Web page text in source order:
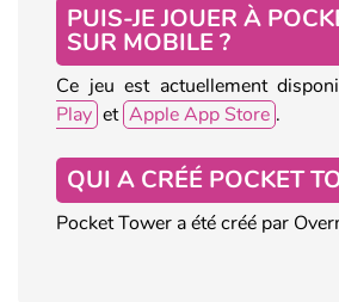
PUIS-JE JOUER À
SUR MOBILE ?
Ce jeu est actuellement
Play et Apple App Store .
QUI A CRÉÉ POCKET
Pocket Tower a été créé par